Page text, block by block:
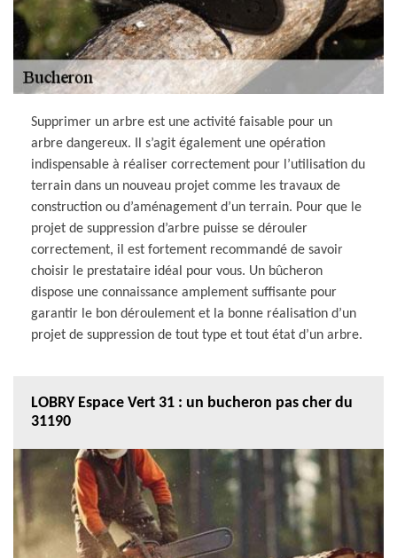
Supprimer un arbre est une activité faisable pour un
arbre dangereux. Il s’agit également une opération
indispensable à réaliser correctement pour l’utilisation du
terrain dans un nouveau projet comme les travaux de
construction ou d’aménagement d’un terrain. Pour que le
projet de suppression d’arbre puisse se dérouler
correctement, il est fortement recommandé de savoir
choisir le prestataire idéal pour vous. Un bûcheron
dispose une connaissance amplement suffisante pour
garantir le bon déroulement et la bonne réalisation d’un
projet de suppression de tout type et tout état d’un arbre.
LOBRY Espace Vert 31 : un bucheron pas cher du
31190